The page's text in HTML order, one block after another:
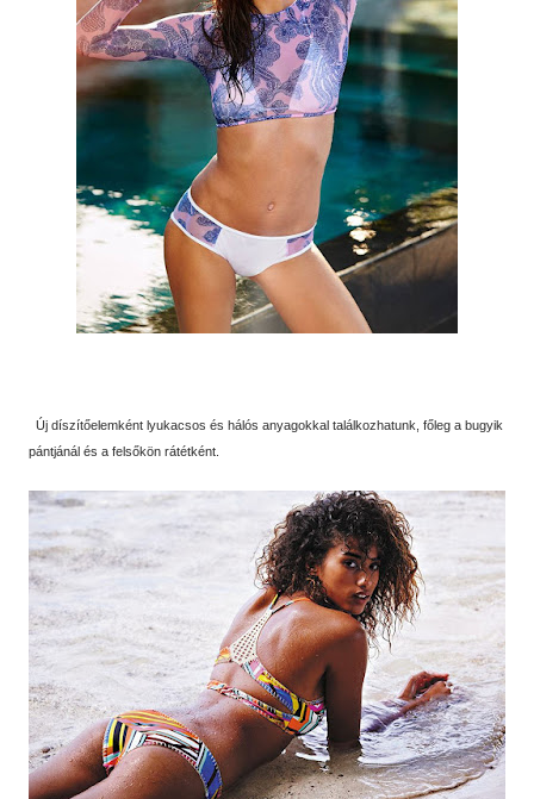
Új díszítőelemként lyukacsos és hálós anyagokkal találkozhatunk, főleg a bugyik
pántjánál és a felsőkön rátétként.